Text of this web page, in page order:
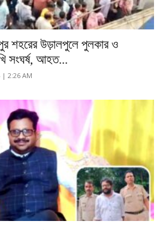
শহরের উড়ালপুলে পুলকার ও
সংঘর্ষ, আহত...
| 2:26 AM